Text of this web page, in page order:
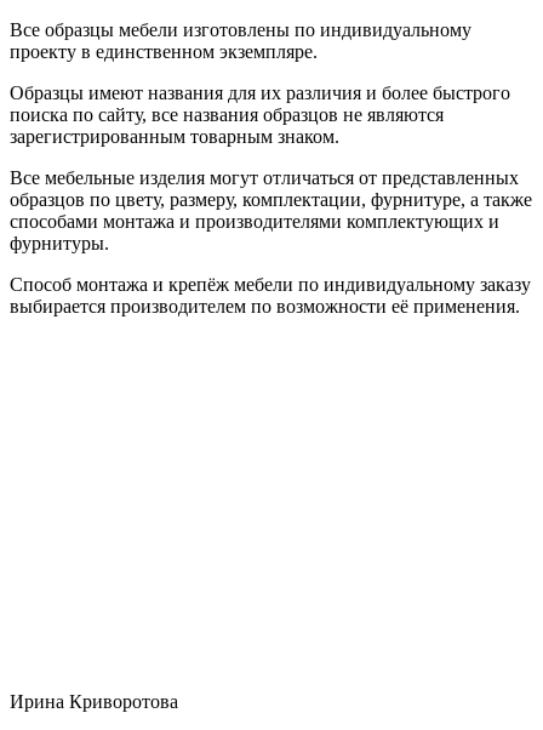
Все образцы мебели изготовлены по индивидуальному
проекту в единственном экземпляре.
Образцы имеют названия для их различия и более быстрого
поиска по сайту, все названия образцов не являются
зарегистрированным товарным знаком.
Все мебельные изделия могут отличаться от представленных
образцов по цвету, размеру, комплектации, фурнитуре, а также
способами монтажа и производителями комплектующих и
фурнитуры.
Способ монтажа и крепёж мебели по индивидуальному заказу
выбирается производителем по возможности её применения.
Ирина Криворотова